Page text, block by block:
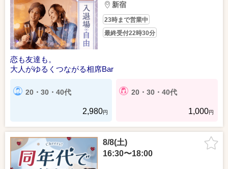
新宿
23時まで営業中
最終受付22時30分
恋も友達も。
大人がゆるくつながる相席Bar
20・30・40代
2,980円
20・30・40代
1,000円
8/8(土)
16:30〜18:00